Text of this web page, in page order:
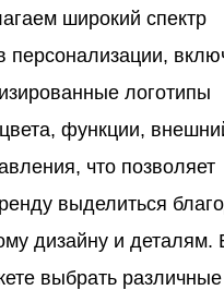
широкий спектр
персонализации,
логотипы
функции,
что позволяет
выделиться
дизайну и деталям.
выбрать различные